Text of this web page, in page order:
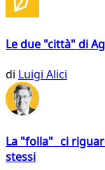
Le due "città" di
di Luigi Alici
La "folla" ci
stessi